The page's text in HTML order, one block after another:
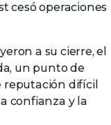
cesó operaciones
a su cierre, el
un punto de
reputación difícil
confianza y la